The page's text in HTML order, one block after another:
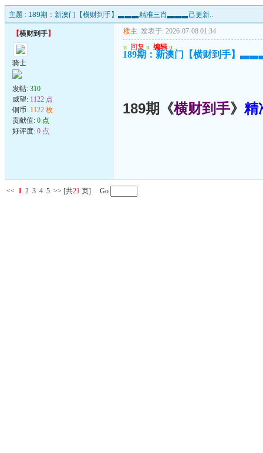
主题 : 189期：新澳门【横财到手】▃▃▃精准三肖▃▃▃己更新..
【横财到手】
骑士
发帖: 310
威望: 1122 点
铜币: 1122 枚
贡献值: 0 点
好评度: 0 点
楼主 发表于: 2026-07-08 01:34
u 回复 u 编辑 u
189期：新澳门【横财到手】
189期《横财到手》 精
<< 1 2 3 4 5 >> [共21 页] Go